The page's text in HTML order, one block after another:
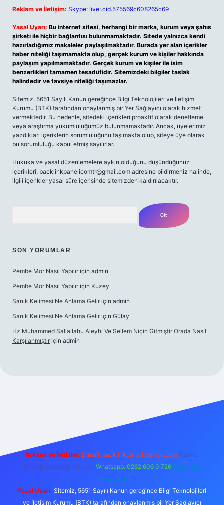
Reklam ve İletişim: Skype: live:.cid.575569c608265c69
Yasal Uyarı: Bu internet sitesi, herhangi bir marka, kurum veya şahıs
şirketi ile hiçbir bağlantısı bulunmamaktadır. Sitede yalnızca kendi
hazırladığımız makaleler paylaşılmaktadır. Burada yer alan içerikler
haber niteliği taşımamakta olup, gerçek kurum ve kişiler hakkında
paylaşım yapılmamaktadır. Gerçek kurum ve kişiler ile isim
benzerlikleri tamamen tesadüfidir. Sitemizdeki bilgiler taslak
halindedir ve tavsiye niteliği taşımazlar.
Sitemiz, 5651 Sayılı Kanun gereğince Bilgi Teknolojileri ve İletişim
Kurumu (BTK) tarafından onaylanmış bir Yer Sağlayıcı olarak hizmet
vermektedir. Bu nedenle, sitedeki içerikleri proaktif olarak denetleme
veya araştırma yükümlülüğümüz bulunmamaktadır. Ancak, üyelerimiz
yazdıkları içeriklerin sorumluluğunu taşımakta olup, siteye üye olarak
bu sorumluluğu kabul etmiş sayılırlar.
Hukuka ve yasal düzenlemelere aykırı olduğunu düşündüğünüz
içerikleri, backlinkpanelicomtr@gmail.com adresine bildirmeniz halinde,
ilgili içerikler yasal süre içerisinde sitemizden kaldırılacaktır.
SON YORUMLAR
Pembe Mor Nasıl Yapılır için admin
Pembe Mor Nasıl Yapılır için Kuzey
Sanık Kelimesi Ne Anlama Gelir için admin
Sanık Kelimesi Ne Anlama Gelir için Gülay
Hz Muhammed Sallallahu Aleyhi Ve Sellem Niçin Gitmiştir Orada Nasıl
Karşılanmıştır için admin
Reklam ve İletişim: E-mail: backlinkpaneli@gmail.com Teams:
forumhizmeti@gmail.com Whatsapp: 0262 606 0 726 Telegram:
@karabul
Yasal Uyarı: Sitemiz, 5651 Sayılı Kanun gereğince Bilgi Teknolojileri
ve İletişim Kurumu (BTK) tarafından onaylanmış bir Yer Sağlayıcı